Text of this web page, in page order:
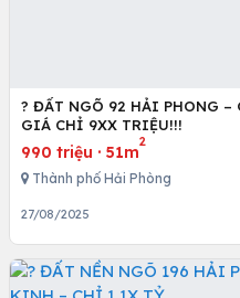
? ĐẤT NGÕ 92 HẢI PHONG –
GIÁ CHỈ 9XX TRIỆU!!!
990 triệu · 51m
2
Thành phố Hải Phòng
27/08/2025